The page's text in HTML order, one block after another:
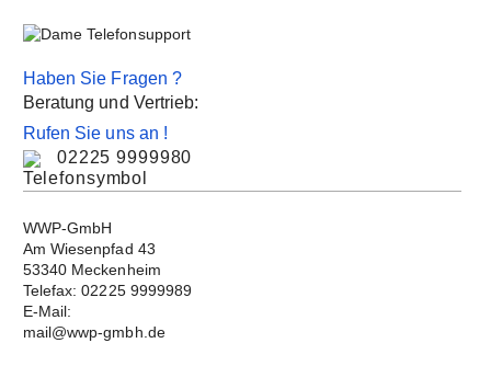
Haben Sie Fragen ?
Beratung und Vertrieb:
Rufen Sie uns an !
02225 9999980
WWP-GmbH
Am Wiesenpfad 43
53340 Meckenheim
Telefax: 02225 9999989
E-Mail:
mail@wwp-gmbh.de